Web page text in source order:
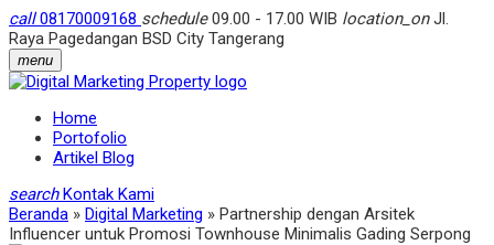
call08170009168 schedule09.00 - 17.00 WIB location_onJl.
Raya Pagedangan BSD City Tangerang
menu
Home
Portofolio
Artikel Blog
search Kontak Kami
Beranda » Digital Marketing » Partnership dengan Arsitek
Influencer untuk Promosi Townhouse Minimalis Gading Serpong